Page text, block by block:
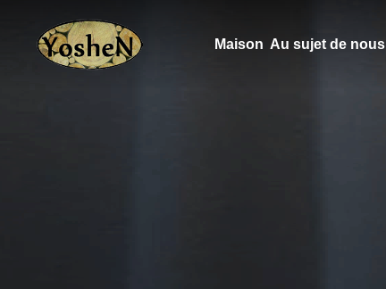
Maison Au sujet de nous